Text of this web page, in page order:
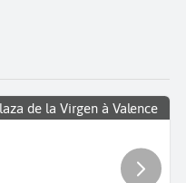
de la Virgen à Valence